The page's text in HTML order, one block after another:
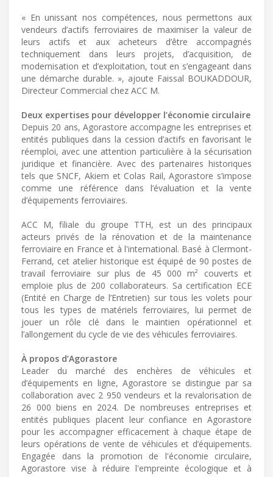
« En unissant nos compétences, nous permettons aux
vendeurs d’actifs ferroviaires de maximiser la valeur de
leurs actifs et aux acheteurs d’être accompagnés
techniquement dans leurs projets, d’acquisition, de
modernisation et d’exploitation, tout en s’engageant dans
une démarche durable. », ajoute Faissal BOUKADDOUR,
Directeur Commercial chez ACC M.
Deux expertises pour développer l’économie circulaire
Depuis 20 ans, Agorastore accompagne les entreprises et
entités publiques dans la cession d’actifs en favorisant le
réemploi, avec une attention particulière à la sécurisation
juridique et financière. Avec des partenaires historiques
tels que SNCF, Akiem et Colas Rail, Agorastore s’impose
comme une référence dans l’évaluation et la vente
d’équipements ferroviaires.
ACC M, filiale du groupe TTH, est un des principaux
acteurs privés de la rénovation et de la maintenance
ferroviaire en France et à l'international. Basé à Clermont-
Ferrand, cet atelier historique est équipé de 90 postes de
travail ferroviaire sur plus de 45 000 m² couverts et
emploie plus de 200 collaborateurs. Sa certification ECE
(Entité en Charge de l’Entretien) sur tous les volets pour
tous les types de matériels ferroviaires, lui permet de
jouer un rôle clé dans le maintien opérationnel et
l’allongement du cycle de vie des véhicules ferroviaires.
À propos d’Agorastore
Leader du marché des enchères de véhicules et
d’équipements en ligne, Agorastore se distingue par sa
collaboration avec 2 950 vendeurs et la revalorisation de
26 000 biens en 2024. De nombreuses entreprises et
entités publiques placent leur confiance en Agorastore
pour les accompagner efficacement à chaque étape de
leurs opérations de vente de véhicules et d’équipements.
Engagée dans la promotion de l'économie circulaire,
Agorastore vise à réduire l'empreinte écologique et à